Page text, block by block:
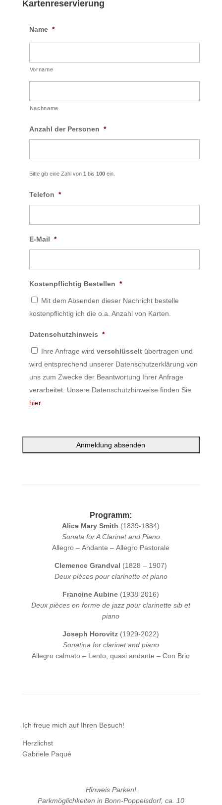
Kartenreservierung
Name *
Vorname
Nachname
Anzahl der Personen *
Bitte gib eine Zahl von 1 bis 100ein.
Telefon *
E-Mail *
Kostenpflichtig Bestellen *
Mit dem Absenden dieser Nachricht bestelle
kostenpflichtig ich die o.a. Anzahl von Karten.
Datenschutzhinweis *
Ihre Anfrage wird verschlüsseltübertragen und
wird entsprechend unserer Datenschutzerklärung von
uns zum Zwecke der Beantwortung Ihrer Anfrage
verarbeitet. Unsere Datenschutzhinweise finden Sie
hier.
Programm:
Alice Mary Smith (1839-1884)
Sonata for A Clarinet and Piano
Allegro – Andante – Allegro Pastorale
Clemence Grandval (1828 – 1907)
Deux pièces pour clarinette et piano
Francine Aubine (1938-2016)
Deux pièces en forme de jazz pour clarinette sib et
piano
Joseph Horovitz (1929-2022)
Sonatina for clarinet and piano
Allegro calmato – Lento, quasi andante – Con Brio
Ich freue mich auf Ihren Besuch!
Herzlichst
Gabriele Paqué
Hinweis Parken!
Parkmöglichkeiten in Bonn-Poppelsdorf, ca. 10